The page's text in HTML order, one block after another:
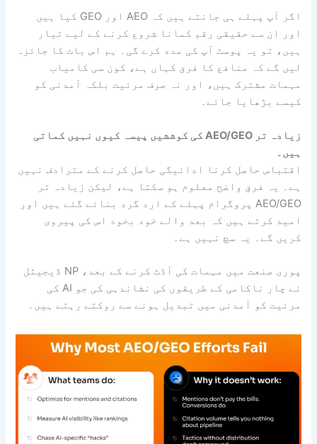
اگر آپ پہلے ہی جانتے ہیں کہ AEO اور GEO کیا ہیں
اور ان سے حقیقی رقم کمانا شروع کرنے کے لیے تیار
ہیں، تو یہ پوسٹ آپ کی مدد کرے گی۔ ہم اس بات کا جائزہ
لیں گے کہ منافع کا فرق کہاں ہے، کون سی کامیاب
مہمات مشترک ہیں، اور نہ صرف مرئیت بلکہ آمدنی کو
کیسے بڑھایا جائے۔
زیادہ تر AEO/GEO کی کوششیں پیسہ کیوں نہیں کماتی
ہیں۔
اقتباس حاصل کرنا ادائیگی حاصل کرنے کے مترادف نہیں
ہے۔ یہ فرق واضح معلوم ہو سکتا ہے، لیکن زیادہ تر
AEO/GEO پروگرام پہلے کے ارد گرد بنائے گئے ہیں اور
امید کرتے ہیں کہ بعد والے خود بخود اس کی پیروی
کریں گے۔ یہ سچ نہیں ہے۔
پوری صنعت میں مہمات کی آڈٹ کرنے کے بعد، NP ڈیجیٹل
نے چار ناکامی کے طریقوں کی نشاندہی کی جو AI کی
مرئیت کو آمدنی میں تبدیل ہونے سے روکتے رہتے ہیں۔